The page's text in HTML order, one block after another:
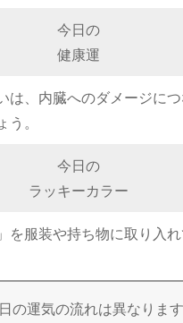
今日の
健康運
は、内臓へのダメージにつ
。
今日の
ラッキーカラー
を服装や持ち物に取り入れ
の運気の流れは異なりま